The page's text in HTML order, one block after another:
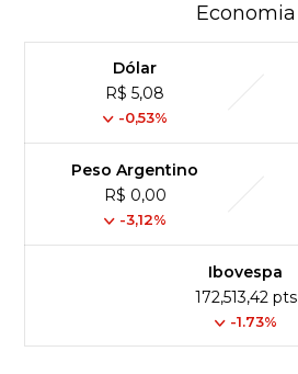
Economia
Dólar
R$ 5,08
-0,53%
Peso Argentino
R$ 0,00
-3,12%
Ibovespa
172,513,42 pts
-1.73%